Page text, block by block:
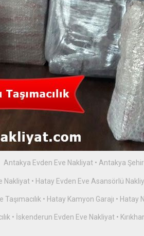
Antakya Evden Eve Nakliyat • Antakya
Nakliyat • Hatay Evden Eve Asansörlü
Taşımacılık • Hatay Kamyon Garajı • Hatay
• İskenderun Evden Eve Nakliyat •